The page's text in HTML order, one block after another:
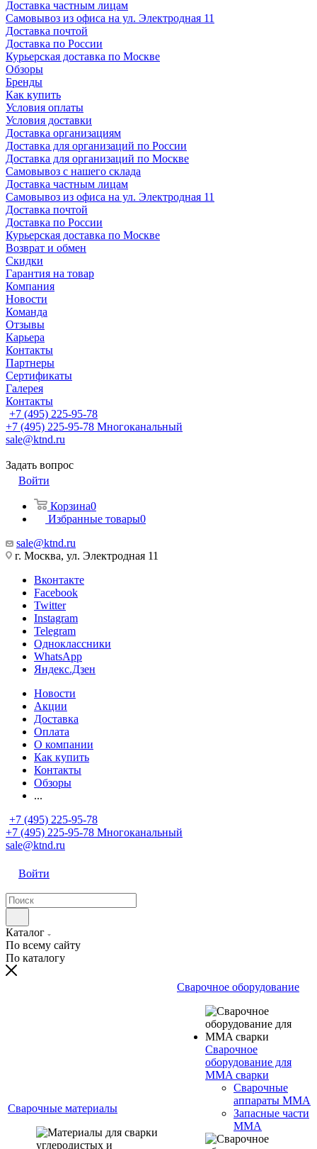
Доставка частным лицам
Самовывоз из офиса на ул. Электродная 11
Доставка почтой
Доставка по России
Курьерская доставка по Москве
Обзоры
Бренды
Как купить
Условия оплаты
Условия доставки
Доставка организациям
Доставка для организаций по России
Доставка для организаций по Москве
Самовывоз с нашего склада
Доставка частным лицам
Самовывоз из офиса на ул. Электродная 11
Доставка почтой
Доставка по России
Курьерская доставка по Москве
Возврат и обмен
Скидки
Гарантия на товар
Компания
Новости
Команда
Отзывы
Карьера
Контакты
Партнеры
Сертификаты
Галерея
Контакты
+7 (495) 225-95-78
+7 (495) 225-95-78 Многоканальный
sale@ktnd.ru
Задать вопрос
Войти
Корзина0
Избранные товары0
sale@ktnd.ru
г. Москва, ул. Электродная 11
Вконтакте
Facebook
Twitter
Instagram
Telegram
Одноклассники
WhatsApp
Яндекс.Дзен
Новости
Акции
Доставка
Оплата
О компании
Как купить
Контакты
Обзоры
...
+7 (495) 225-95-78
+7 (495) 225-95-78 Многоканальный
sale@ktnd.ru
Войти
Каталог
По всему сайту
По каталогу
Сварочные материалы
Сварочное оборудование
Сварочное
оборудование для
MMA сварки
Сварочные
аппараты MMA
Запасные части
MMA